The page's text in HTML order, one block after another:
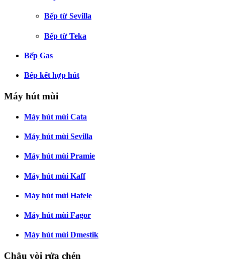
Bếp từ Sevilla
Bếp từ Teka
Bếp Gas
Bếp kết hợp hút
Máy hút mùi
Máy hút mùi Cata
Máy hút mùi Sevilla
Máy hút mùi Pramie
Máy hút mùi Kaff
Máy hút mùi Hafele
Máy hút mùi Fagor
Máy hút mùi Dmestik
Chậu vòi rửa chén